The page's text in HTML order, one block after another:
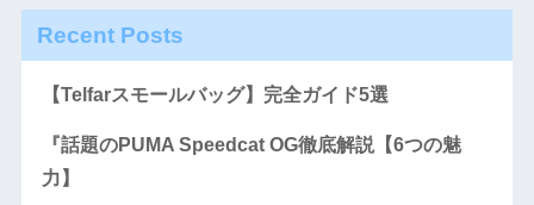
Recent Posts
【Telfarスモールバッグ】完全ガイド5選
『話題のPUMA Speedcat OG徹底解説【6つの魅
力】